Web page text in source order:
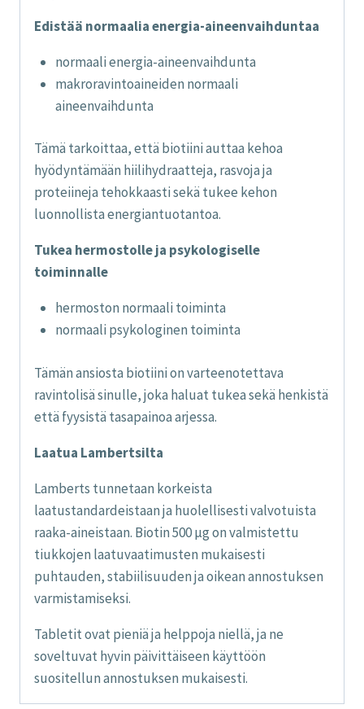
Edistää normaalia energia-aineenvaihduntaa
normaali energia-aineenvaihdunta
makroravintoaineiden normaali
aineenvaihdunta
Tämä tarkoittaa, että biotiini auttaa kehoa
hyödyntämään hiilihydraatteja, rasvoja ja
proteiineja tehokkaasti sekä tukee kehon
luonnollista energiantuotantoa.
Tukea hermostolle ja psykologiselle
toiminnalle
hermoston normaali toiminta
normaali psykologinen toiminta
Tämän ansiosta biotiini on varteenotettava
ravintolisä sinulle, joka haluat tukea sekä henkistä
että fyysistä tasapainoa arjessa.
Laatua Lambertsilta
Lamberts tunnetaan korkeista
laatustandardeistaan ja huolellisesti valvotuista
raaka-aineistaan. Biotin 500 µg on valmistettu
tiukkojen laatuvaatimusten mukaisesti
puhtauden, stabiilisuuden ja oikean annostuksen
varmistamiseksi.
Tabletit ovat pieniä ja helppoja niellä, ja ne
soveltuvat hyvin päivittäiseen käyttöön
suositellun annostuksen mukaisesti.